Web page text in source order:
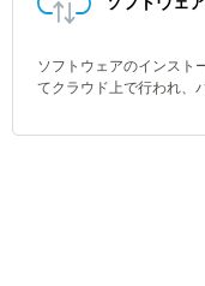
ソフトウェアのインスト
てクラウド上で行われ、